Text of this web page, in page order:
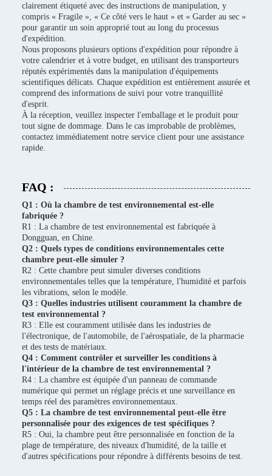
clairement étiqueté avec des instructions de manipulation, y
compris « Fragile », « Ce côté vers le haut » et « Garder au sec »
pour garantir un soin approprié tout au long du processus
d'expédition.
Nous proposons plusieurs options d'expédition pour répondre à
votre calendrier et à votre budget, en utilisant des transporteurs
réputés expérimentés dans la manipulation d'équipements
scientifiques délicats. Chaque expédition est entièrement assurée et
comprend des informations de suivi pour votre tranquillité
d'esprit.
À la réception, veuillez inspecter l'emballage et le produit pour
tout signe de dommage. Dans le cas improbable de problèmes,
contactez immédiatement notre service client pour une assistance
rapide.
FAQ :
Q1 : Où la chambre de test environnemental est-elle
fabriquée ?
R1 : La chambre de test environnemental est fabriquée à
Dongguan, en Chine.
Q2 : Quels types de conditions environnementales cette
chambre peut-elle simuler ?
R2 : Cette chambre peut simuler diverses conditions
environnementales telles que la température, l'humidité et parfois
les vibrations, selon le modèle.
Q3 : Quelles industries utilisent couramment la chambre de
test environnemental ?
R3 : Elle est couramment utilisée dans les industries de
l'électronique, de l'automobile, de l'aérospatiale, de la pharmacie
et des tests de matériaux.
Q4 : Comment contrôler et surveiller les conditions à
l'intérieur de la chambre de test environnemental ?
R4 : La chambre est équipée d'un panneau de commande
numérique qui permet un réglage précis et une surveillance en
temps réel des paramètres environnementaux.
Q5 : La chambre de test environnemental peut-elle être
personnalisée pour des exigences de test spécifiques ?
R5 : Oui, la chambre peut être personnalisée en fonction de la
plage de température, des niveaux d'humidité, de la taille et
d'autres spécifications pour répondre à différents besoins de test.